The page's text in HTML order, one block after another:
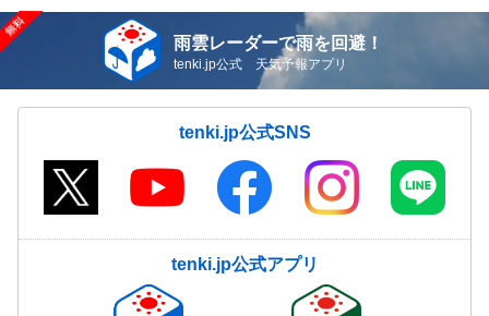
雨雲レーダーで雨を回避！
tenki.jp公式 天気予報アプリ
tenki.jp公式SNS
tenki.jp公式アプリ